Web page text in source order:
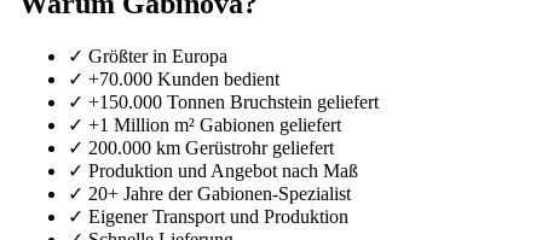
+70.000 Kunden bedient
✓
+150.000 Tonnen Bruchstein geliefert
✓
+1 Million m² Gabionen geliefert
✓
200.000 km Gerüstrohr geliefert
✓
Produktion und Angebot nach Maß
✓
20+ Jahre der Gabionen-Spezialist
✓
Eigener Transport und Produktion
✓
Schnelle Lieferung
✓
+2100 positive Bewertungen in Europa